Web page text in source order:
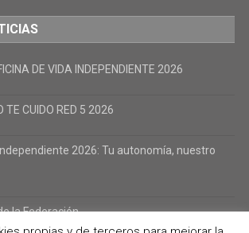
DE VIDA INDEPENDIENTE 2026
TE CUIDO RED 5 2026
2026: Tu autonomía, nuestro
la Federación.